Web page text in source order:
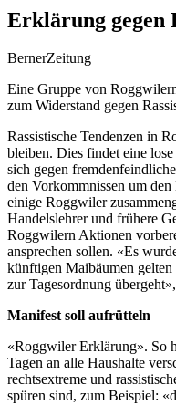
Erklärung gegen
BernerZeitung
Eine Gruppe von
zum Widerstand gegen
Rassistische Tendenzen in
bleiben. Dies findet eine
sich gegen
den Vorkommnissen um
einige Roggwiler
Handelslehrer und frühere
Roggwilern Aktionen
ansprechen sollen. «Es
künftigen Maibäumen
zur Tagesordnung
Manifest soll aufrütteln
«Roggwiler Erklärung». So
Tagen an alle Haushalte
rechtsextreme und
spüren sind, zum Beispiel: